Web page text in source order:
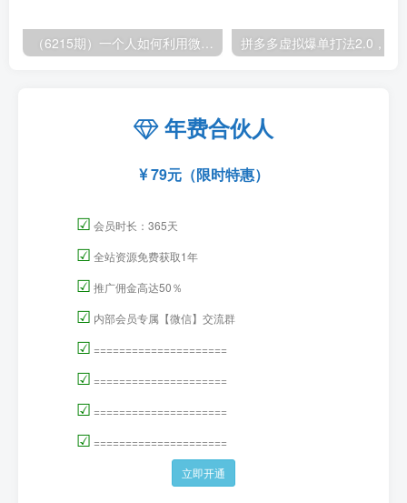
年费合伙人
79元（限时特惠）
☑ 会员时长：365天
☑ 全站资源免费获取1年
☑ 推广佣金高达50％
☑ 内部会员专属【微信】交流群
☑ =====================
☑ =====================
☑ =====================
☑ =====================
立即开通